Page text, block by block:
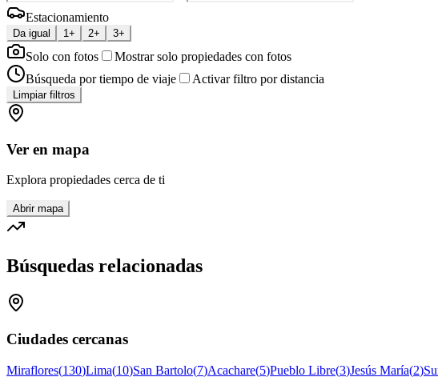
Estacionamiento
Da igual 1+ 2+ 3+
Solo con fotos
Mostrar solo propiedades con fotos
Búsqueda por tiempo de viaje
Activar filtro por distancia
Limpiar filtros
Ver en mapa
Explora propiedades cerca de ti
Abrir mapa
Búsquedas relacionadas
Ciudades cercanas
Miraflores(130)Lima(10)San Bartolo(7)Acachare(5)Pueblo Libre(3)Jesús María(2)